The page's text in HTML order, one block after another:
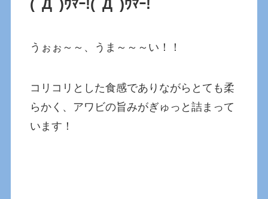
(ﾟДﾟ)ｳﾏｰ!(ﾟДﾟ)ｳﾏｰ!
うぉぉ～～、うま～～～い！！
コリコリとした食感でありながらとても柔
らかく、アワビの旨みがぎゅっと詰まって
います！